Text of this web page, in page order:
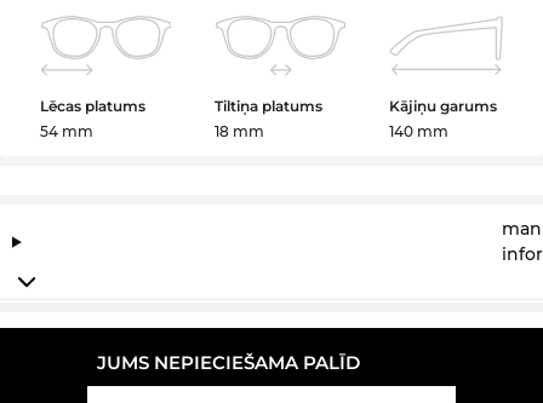
Lēcas platums
54 mm
Tiltiņa platums
18 mm
Kājiņu garums
140 mm
JUMS NEPIECIEŠAMA PALĪD